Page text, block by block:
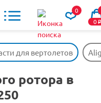
0
0o
для вертолетов
ротора в